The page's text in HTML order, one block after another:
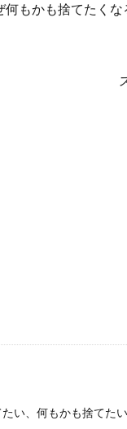
もかも捨てたく
い、何もかも捨てた